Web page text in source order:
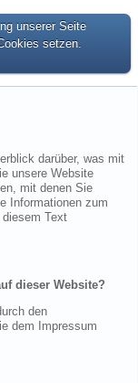
unserer Seite
setzen.
darüber, was mit
unsere Website
mit denen Sie
Informationen zum
Text
dieser Website?
den
dem Impressum